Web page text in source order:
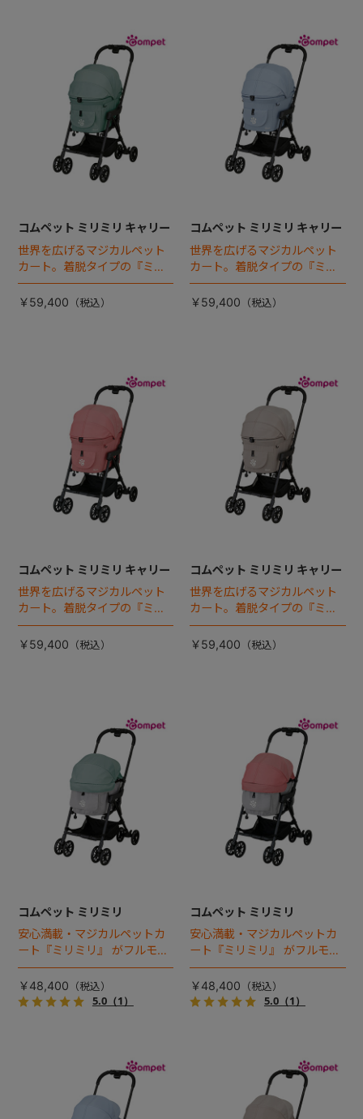
コムペット ミリミリ キャリー
世界を広げるマジカルペット
カート。着脱タイプの『ミリ
ミリEG』 がフルモデルチェン
ジ 。新機能「マジカルフォー
￥59,400
コムペット ミリミリ キャリー
世界を広げるマジカルペット
カート。着脱タイプの『ミリ
ミリEG』 がフルモデルチェン
ジ 。新機能「マジカルフォー
￥59,400
コムペット ミリミリ キャリー
世界を広げるマジカルペット
カート。着脱タイプの『ミリ
ミリEG』 がフルモデルチェン
ジ 。新機能「マジカルフォー
￥59,400
コムペット ミリミリ キャリー
世界を広げるマジカルペット
カート。着脱タイプの『ミリ
ミリEG』 がフルモデルチェン
ジ 。新機能「マジカルフォー
￥59,400
コムペット ミリミリ
安心満載・マジカルペットカ
ート『ミリミリ』 がフルモデ
ルチェンジ。 新機能「マジカ
ルフォールディング」搭載
￥48,400
5.0（1）
コムペット ミリミリ
安心満載・マジカルペットカ
ート『ミリミリ』 がフルモデ
ルチェンジ。 新機能「マジカ
ルフォールディング」搭載
￥48,400
5.0（1）